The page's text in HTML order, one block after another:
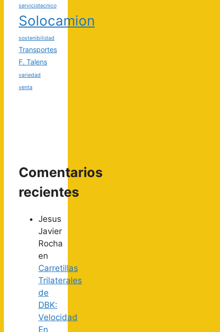
serviciotecnico
Solocamion
sostenibilidad
Transportes
F. Talens
variedad
venta
Comentarios
recientes
Jesus
Javier
Rocha
en
Carretillas
Trilaterales
de
DBK:
Velocidad
En